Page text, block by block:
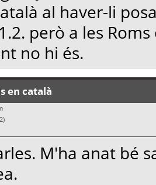
al haver-li
però a les
no hi és.
en català
M'ha anat bé